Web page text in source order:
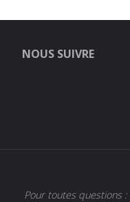
NOUS SUIVRE
Pour toutes questions :